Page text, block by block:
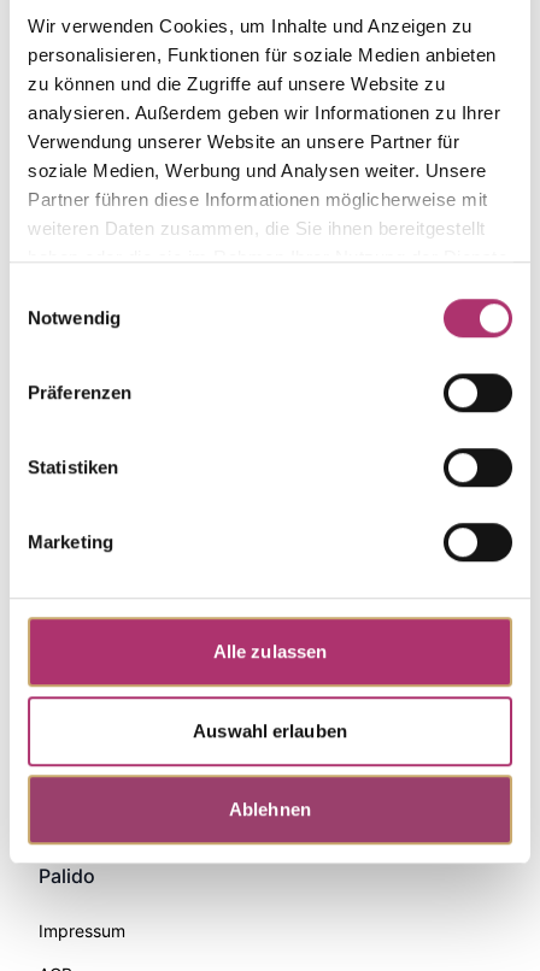
Wir verwenden Cookies, um Inhalte und Anzeigen zu
personalisieren, Funktionen für soziale Medien anbieten
zu können und die Zugriffe auf unsere Website zu
analysieren. Außerdem geben wir Informationen zu Ihrer
Verwendung unserer Website an unsere Partner für
soziale Medien, Werbung und Analysen weiter. Unsere
Partner führen diese Informationen möglicherweise mit
weiteren Daten zusammen, die Sie ihnen bereitgestellt
haben oder die sie im Rahmen Ihrer Nutzung der Dienste
Notwendig
Präferenzen
Statistiken
Marketing
Alle zulassen
Auswahl erlauben
Ablehnen
9010595687037
-
750
Weißgold
Steinfarbe
weiß
Steinart
Diamant
Stein
Brill.
Größe
Palido
Impressum